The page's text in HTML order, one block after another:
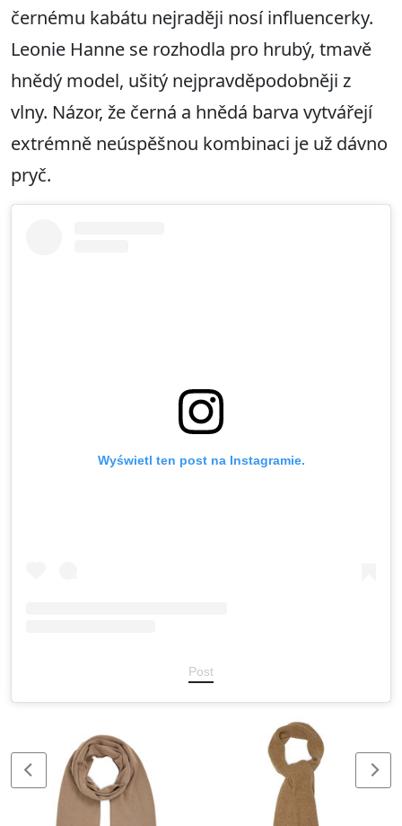
černému kabátu nejraději nosí influencerky.
Leonie Hanne se rozhodla pro hrubý, tmavě
hnědý model, ušitý nejpravděpodobněji z
vlny. Názor, že černá a hnědá barva vytvářejí
extrémně neúspěšnou kombinaci je už dávno
pryč.
Wyświetl ten post na Instagramie.
Post